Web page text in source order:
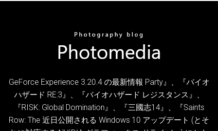
GeForce Experience 3.20.4 の最新情報 Party』、『バイオ
ハザード RE:3』、『バイオハザード レジスタンス』、
『RISK: Global Domination』、『三國志14』、『Saints
Row: The 近日公開される Windows 10 アップデート (とそ